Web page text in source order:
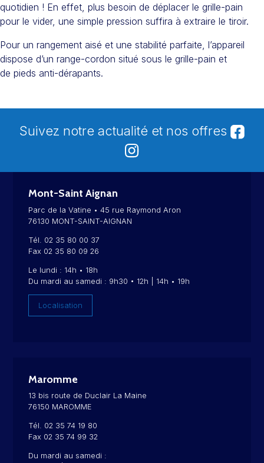
quotidien ! En effet, plus besoin de déplacer le grille-pain
pour le vider, une simple pression suffira à extraire le tiroir.
Pour un rangement aisé et une stabilité parfaite, l’appareil
dispose d’un range-cordon situé sous le grille-pain et
de pieds anti-dérapants.
Suivez notre actualité et nos offres
Mont-Saint Aignan
Parc de la Vatine • 45 rue Raymond Aron
76130 MONT-SAINT-AIGNAN
Tél. 02 35 80 00 37
Fax 02 35 80 09 26
Le lundi : 14h • 18h
Du mardi au samedi : 9h30 • 12h | 14h • 19h
Localisation
Maromme
13 bis route de Duclair La Maine
76150 MAROMME
Tél. 02 35 74 19 80
Fax 02 35 74 99 32
Du mardi au samedi :